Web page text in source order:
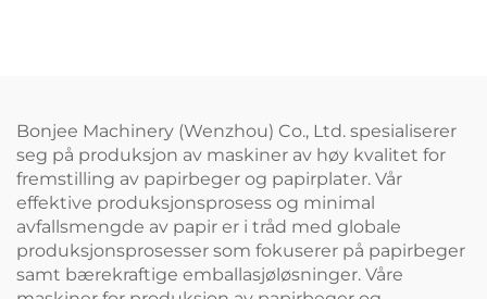
Bonjee Machinery (Wenzhou) Co., Ltd. spesialiserer
seg på produksjon av maskiner av høy kvalitet for
fremstilling av papirbeger og papirplater. Vår
effektive produksjonsprosess og minimal
avfallsmengde av papir er i tråd med globale
produksjonsprosesser som fokuserer på papirbeger
samt bærekraftige emballasjøløsninger. Våre